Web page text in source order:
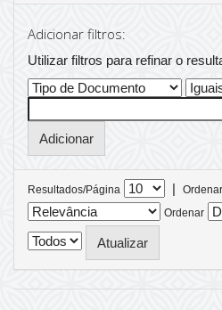
Adicionar filtros:
Utilizar filtros para refinar o
Resultados/Página |
Ordenar